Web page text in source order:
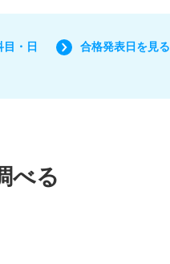
目・日
合格発表日を見る
べる